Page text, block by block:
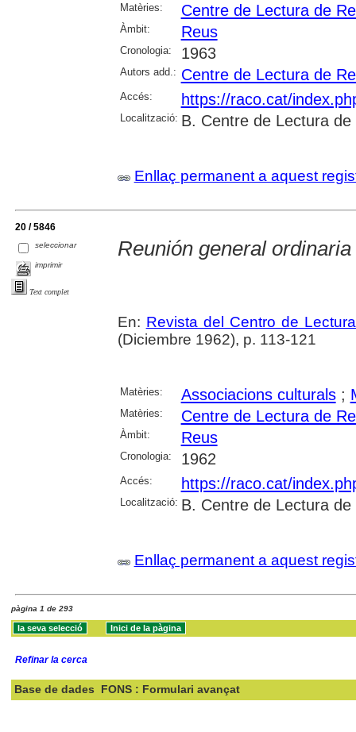
Matèries: Centre de Lectura de
Àmbit: Reus
Cronologia: 1963
Autors add.: Centre de Lectura de
Accés: https://raco.cat/
Localització: B. Centre de Lectura de
Enllaç permanent a aquest
20 / 5846
seleccionar
imprimir
Text complet
Reunión general ordinaria
En: Revista del Centro de
(Diciembre 1962), p. 113-121
Matèries: Associacions culturals;
Matèries: Centre de Lectura de
Àmbit: Reus
Cronologia: 1962
Accés: https://raco.cat/
Localització: B. Centre de Lectura de
Enllaç permanent a aquest
pàgina 1 de 293
Refinar la cerca
Base de dades FONS : Formulari avançat